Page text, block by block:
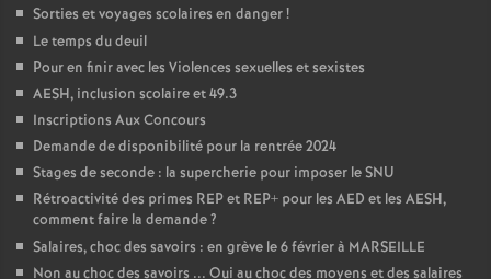
Sorties et voyages scolaires en danger!
Le temps du deuil
Pour en finir avec les Violences sexuelles et sexistes
AESH, inclusion scolaire et 49.3
Inscriptions Aux Concours
Demande de disponibilité pour la rentrée 2024
Stages de seconde : la supercherie pour imposer le SNU
Rétroactivité des primes REP et REP+ pour les AED et les AESH,
comment faire la demande?
Salaires, choc des savoirs : en grève le 6 février à MARSEILLE
Non au choc des savoirs ... Oui au choc des moyens et des salaires